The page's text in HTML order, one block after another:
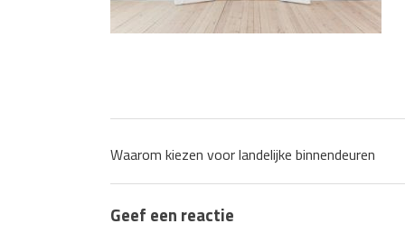
Waarom kiezen voor landelijke binnendeuren
Geef een reactie